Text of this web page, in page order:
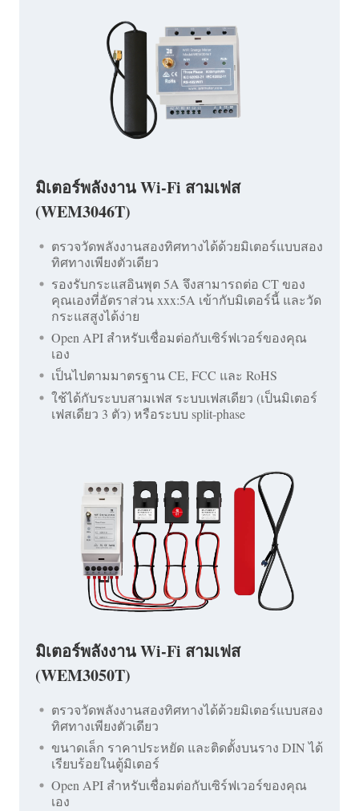
มิเตอร์พลังงาน Wi-Fi สามเฟส
(WEM3046T)
ตรวจวัดพลังงานสองทิศทางได้ด้วยมิเตอร์แบบสอง
ทิศทางเพียงตัวเดียว
รองรับกระแสอินพุต 5A จึงสามารถต่อ CT ของ
คุณเองที่อัตราส่วน xxx:5A เข้ากับมิเตอร์นี้ และวัด
กระแสสูงได้ง่าย
Open API สำหรับเชื่อมต่อกับเซิร์ฟเวอร์ของคุณ
เอง
เป็นไปตามมาตรฐาน CE, FCC และ RoHS
ใช้ได้กับระบบสามเฟส ระบบเฟสเดียว (เป็นมิเตอร์
เฟสเดียว 3 ตัว) หรือระบบ split-phase
มิเตอร์พลังงาน Wi-Fi สามเฟส
(WEM3050T)
ตรวจวัดพลังงานสองทิศทางได้ด้วยมิเตอร์แบบสอง
ทิศทางเพียงตัวเดียว
ขนาดเล็ก ราคาประหยัด และติดตั้งบนราง DIN ได้
เรียบร้อยในตู้มิเตอร์
Open API สำหรับเชื่อมต่อกับเซิร์ฟเวอร์ของคุณ
เอง